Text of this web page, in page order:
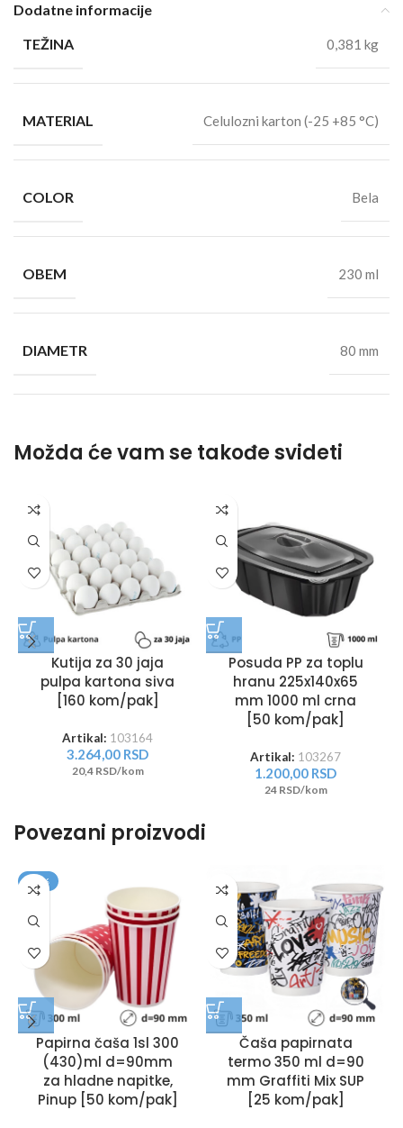
Dodatne informacije
TEŽINA
0,381 kg
MATERIAL Celulozni karton (-25 +85 °C)
COLOR Bela
OBEM 230 ml
DIAMETR 80 mm
Možda će vam se takođe svideti
Kutija za 30 jaja
pulpa kartona siva
[160 kom/pak]
Artikal: 103164
3.264,00 RSD
20,4 RSD/kom
Posuda PP za toplu
hranu 225x140x65
mm 1000 ml crna
[50 kom/pak]
Artikal: 103267
1.200,00 RSD
24 RSD/kom
Povezani proizvodi
-15%
Papirna čaša 1sl 300
(430)ml d=90mm
za hladne napitke,
Pinup [50 kom/pak]
Čaša papirnata
termo 350 ml d=90
mm Graffiti Mix SUP
[25 kom/pak]